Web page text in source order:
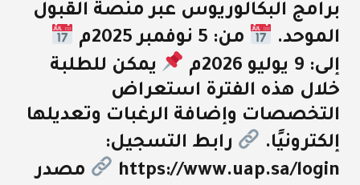
برامج البكالوريوس عبر منصة القبول
الموحد.
من: 5 نوفمبر 2025م
إلى: 9 يوليو 2026م
يمكن للطلبة
خلال هذه الفترة استعراض
التخصصات وإضافة الرغبات وتعديلها
إلكترونيًا.
رابط التسجيل:
https://www.uap.sa/login
مصدر